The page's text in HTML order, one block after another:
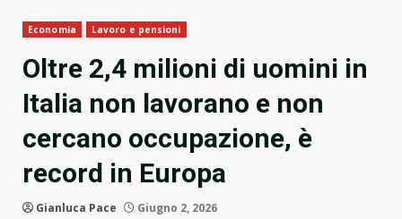
Economia Lavoro e pensioni
Oltre 2,4 milioni di uomini in
Italia non lavorano e non
cercano occupazione, è
record in Europa
Gianluca Pace Giugno 2, 2026